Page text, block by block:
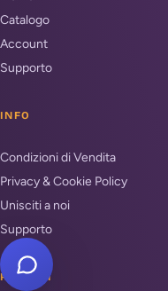
Catalogo
Account
Supporto
INFO
Condizioni di Vendita
Privacy & Cookie Policy
Unisciti a noi
Supporto
REPARTI